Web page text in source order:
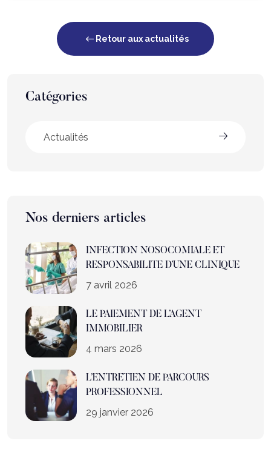
Retour aux actualités
Catégories
Actualités
Nos derniers articles
INFECTION NOSOCOMIALE ET
RESPONSABILITE D’UNE CLINIQUE
7 avril 2026
LE PAIEMENT DE L’AGENT
IMMOBILIER
4 mars 2026
L’ENTRETIEN DE PARCOURS
PROFESSIONNEL
29 janvier 2026